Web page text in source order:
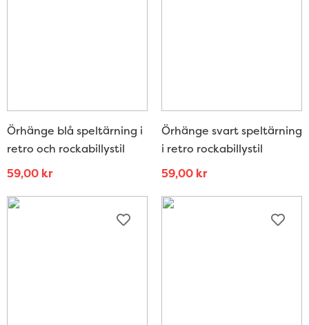
Örhänge blå speltärning i
retro och rockabillystil
59,00 kr
Örhänge svart speltärning
i retro rockabillystil
59,00 kr